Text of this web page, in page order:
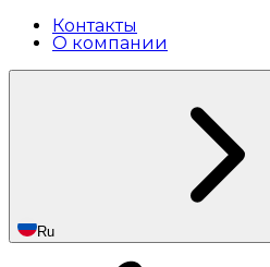
Контакты
О компании
Ru